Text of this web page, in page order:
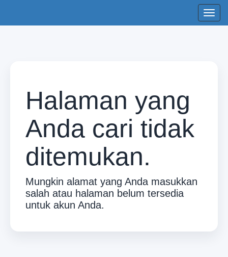
Halaman yang
Anda cari tidak
ditemukan.
Mungkin alamat yang Anda masukkan
salah atau halaman belum tersedia
untuk akun Anda.